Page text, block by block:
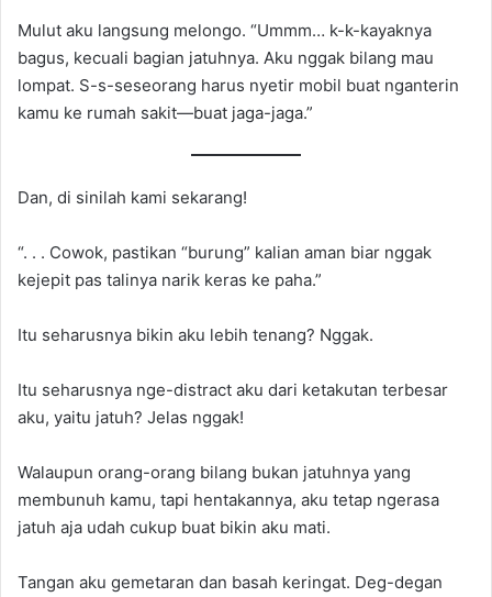
Mulut aku langsung melongo. “Ummm… k-k-kayaknya
bagus, kecuali bagian jatuhnya. Aku nggak bilang mau
lompat. S-s-seseorang harus nyetir mobil buat nganterin
kamu ke rumah sakit—buat jaga-jaga.”
Dan, di sinilah kami sekarang!
“. . . Cowok, pastikan “burung” kalian aman biar nggak
kejepit pas talinya narik keras ke paha.”
Itu seharusnya bikin aku lebih tenang? Nggak.
Itu seharusnya nge-distract aku dari ketakutan terbesar
aku, yaitu jatuh? Jelas nggak!
Walaupun orang-orang bilang bukan jatuhnya yang
membunuh kamu, tapi hentakannya, aku tetap ngerasa
jatuh aja udah cukup buat bikin aku mati.
Tangan aku gemetaran dan basah keringat. Deg-degan